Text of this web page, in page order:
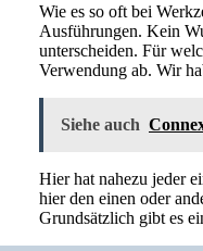
Wie es so oft bei
Ausführungen. Kein
unterscheiden. Für
Verwendung ab. Wir
Siehe auch
Hier hat nahezu jeder
hier den einen oder
Grundsätzlich gibt es